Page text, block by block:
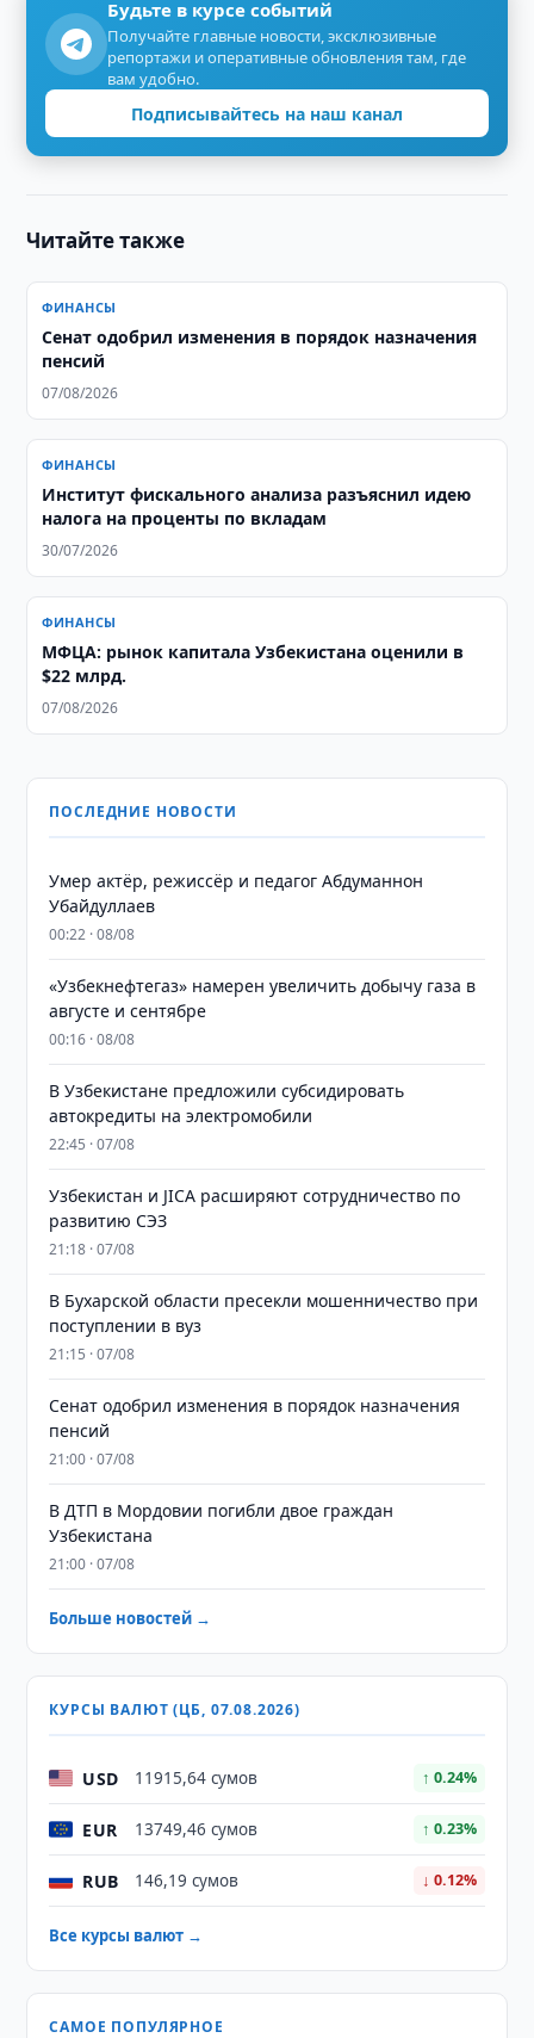
Будьте в курсе событий
Получайте главные новости, эксклюзивные
репортажи и оперативные обновления там, где
вам удобно.
Подписывайтесь на наш канал
Читайте также
ФИНАНСЫ
Сенат одобрил изменения в порядок назначения
пенсий
07/08/2026
ФИНАНСЫ
Институт фискального анализа разъяснил идею
налога на проценты по вкладам
30/07/2026
ФИНАНСЫ
МФЦА: рынок капитала Узбекистана оценили в
$22 млрд.
07/08/2026
ПОСЛЕДНИЕ НОВОСТИ
Умер актёр, режиссёр и педагог Абдуманнон
Убайдуллаев
00:22 · 08/08
«Узбекнефтегаз» намерен увеличить добычу газа в
августе и сентябре
00:16 · 08/08
В Узбекистане предложили субсидировать
автокредиты на электромобили
22:45 · 07/08
Узбекистан и JICA расширяют сотрудничество по
развитию СЭЗ
21:18 · 07/08
В Бухарской области пресекли мошенничество при
поступлении в вуз
21:15 · 07/08
Сенат одобрил изменения в порядок назначения
пенсий
21:00 · 07/08
В ДТП в Мордовии погибли двое граждан
Узбекистана
21:00 · 07/08
Больше новостей →
КУРСЫ ВАЛЮТ (ЦБ, 07.08.2026)
USD 11915,64 сумов ↑ 0.24%
EUR 13749,46 сумов ↑ 0.23%
RUB 146,19 сумов ↓ 0.12%
Все курсы валют →
САМОЕ ПОПУЛЯРНОЕ